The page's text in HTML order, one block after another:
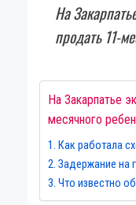
На
продать 11-
На Закарпатье
месячного
Как работала
Задержание на
Что известно